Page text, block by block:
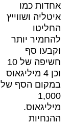
אחדות כמו
איטליה ושווייץ
החליטו
להחמיר יותר
וקבעו סף
חשיפה של 10
וכן 4 מיליגאוס
במקום הסף של
1,000
מיליגאוס.
ההנחיות